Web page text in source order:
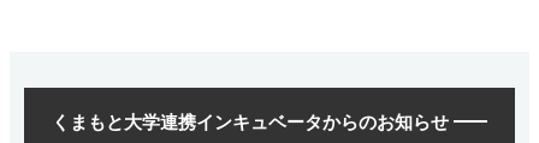
くまもと大学連携インキュベータからのお知らせ